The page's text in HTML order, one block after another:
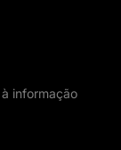
informação